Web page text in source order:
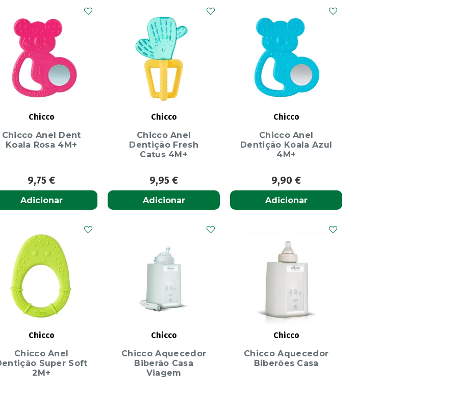
Chicco
Chicco Anel Dent
Koala Rosa 4M+
9,75€
Adicionar
Chicco
Chicco Anel
Dentição Fresh
Catus 4M+
9,95€
Adicionar
Chicco
Chicco Anel
Dentição Koala Azul
4M+
9,90€
Adicionar
Chicco
Chicco Anel
Super Soft
2M+
Chicco
Chicco Aquecedor
Biberão Casa
Viagem
Chicco
Chicco Aquecedor
Biberões Casa